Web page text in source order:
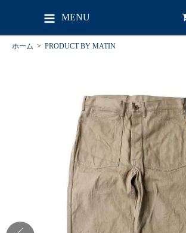
MENU
ホーム > PRODUCT BY MATIN